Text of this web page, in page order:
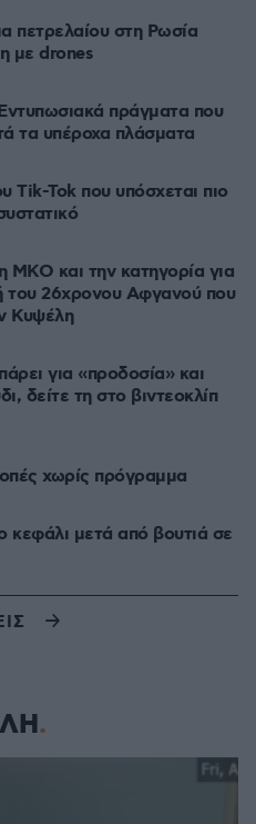
πετρελαίου στη Ρωσία
με drones
πράγματα που
τα υπέροχα πλάσματα
Tok που υπόσχεται πιο
και την κατηγορία για
του 26χρονου Αφγανού που
Κυψέλη
για «προδοσία» και
δείτε τη στο βιντεοκλίπ
χωρίς πρόγραμμα
κεφάλι μετά από βουτιά σε